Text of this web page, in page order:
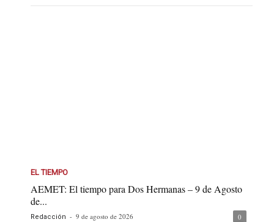
EL TIEMPO
AEMET: El tiempo para Dos Hermanas – 9 de Agosto
de...
Redacción - 9 de agosto de 2026 0